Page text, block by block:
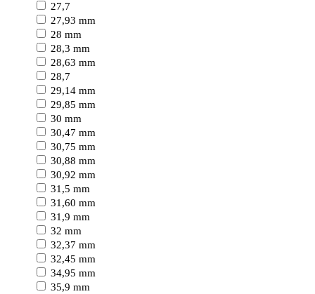
27,7
27,93 mm
28 mm
28,3 mm
28,63 mm
28,7
29,14 mm
29,85 mm
30 mm
30,47 mm
30,75 mm
30,88 mm
30,92 mm
31,5 mm
31,60 mm
31,9 mm
32 mm
32,37 mm
32,45 mm
34,95 mm
35,9 mm